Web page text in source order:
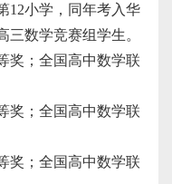
12小学，同年考入华
数学竞赛组学生。
奖；全国高中数学联
奖；全国高中数学联
奖；全国高中数学联